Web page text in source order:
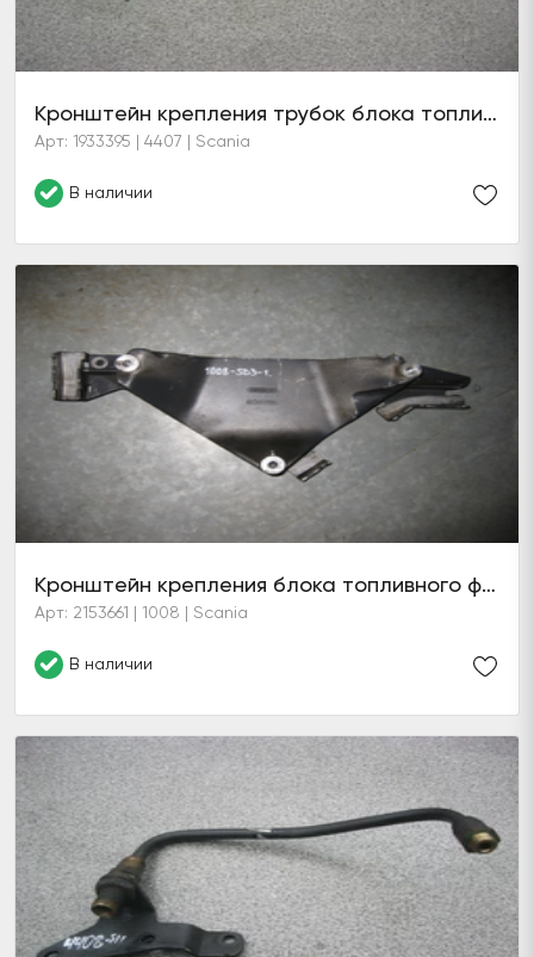
Кронштейн крепления трубок блока топливного фильтра PDE (в сборе)
Арт: 1933395 | 4407 | Scania
В наличии
Кронштейн крепления блока топливного фильтра XPI D13
Арт: 2153661 | 1008 | Scania
В наличии